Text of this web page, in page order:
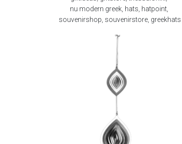
nu modern greek, hats hatpoint,
souvenirshop souvenirstore, greekhats